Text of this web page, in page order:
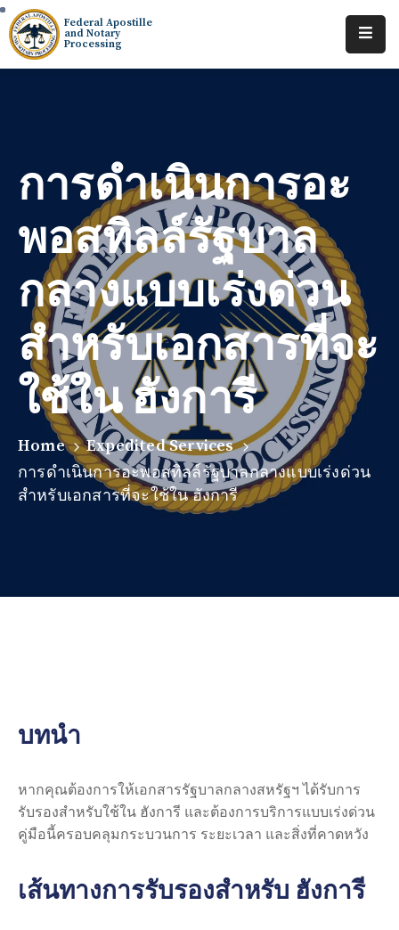
Federal Apostille
and Notary
Processing
Requests
Resources
Locations
Tracking
การดำเนินการอะ
พอสทิลล์รัฐบาล
กลางแบบเร่งด่วน
สำหรับเอกสารที่จะ
ใช้ใน ฮังการี
Home
Expedited Services
การดำเนินการอะพอสทิลล์รัฐบาลกลางแบบเร่งด่วน
สำหรับเอกสารที่จะใช้ใน ฮังการี
บทนำ
หากคุณต้องการให้เอกสารรัฐบาลกลางสหรัฐฯ ได้รับการ
รับรองสำหรับใช้ใน ฮังการี และต้องการบริการแบบเร่งด่วน
คู่มือนี้ครอบคลุมกระบวนการ ระยะเวลา และสิ่งที่คาดหวัง
เส้นทางการรับรองสำหรับ ฮังการี